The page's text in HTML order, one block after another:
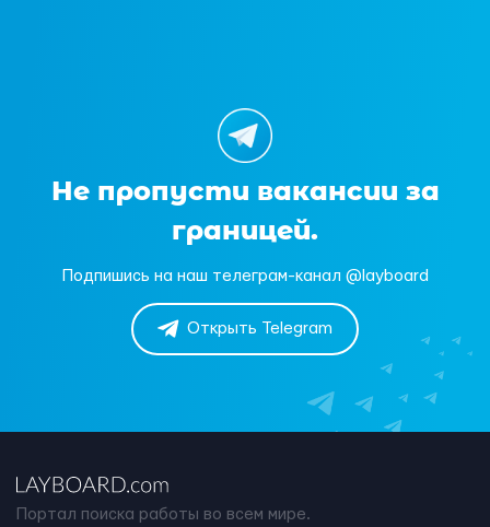
Не пропусти вакансии за
границей.
Подпишись на наш телеграм-канал @layboard
Открыть Telegram
Портал поиска работы во всем мире.